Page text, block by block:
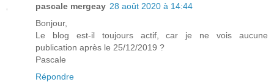
pascale mergeay 28 août 2020 à 14:44
Bonjour,
Le blog est-il toujours actif, car je ne vois aucune
publication après le 25/12/2019 ?
Pascale
Répondre